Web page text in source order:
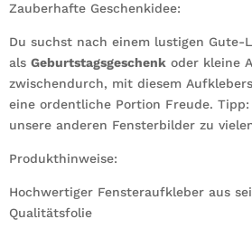
Zauberhafte Geschenkidee:
Du suchst nach einem lustigen Gute-
als Geburtstagsgeschenk oder kleine
zwischendurch, mit diesem
eine ordentliche Portion Freude.
unsere anderen Fensterbilder zu
Produkthinweise:
Hochwertiger Fensteraufkleber aus
Qualitätsfolie